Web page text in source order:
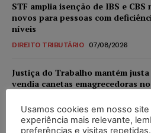
STF amplia isenção de IBS e
novos para pessoas com
níveis
DIREITO TRIBUTÁRIO 07/08/2026
Justiça do Trabalho mantém
vendia canetas emagrecedoras
Justiça de SP decreta prisão de
Usamos cookies em nosso
experiência mais relevante,
preferências e visitas